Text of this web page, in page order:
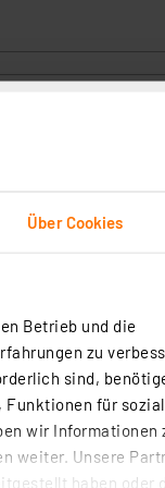
Über Cookies
Betrieb und die
zu
sind,
Funktionen für
wir Informationen
weiter. Unsere
haben oder
m,